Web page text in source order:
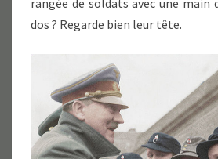
rangée de soldats avec une main
dos ? Regarde bien leur tête.